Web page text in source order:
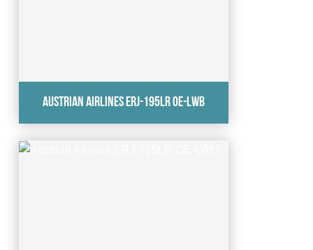
Austrian Airlines ERJ-195LR OE-LWB